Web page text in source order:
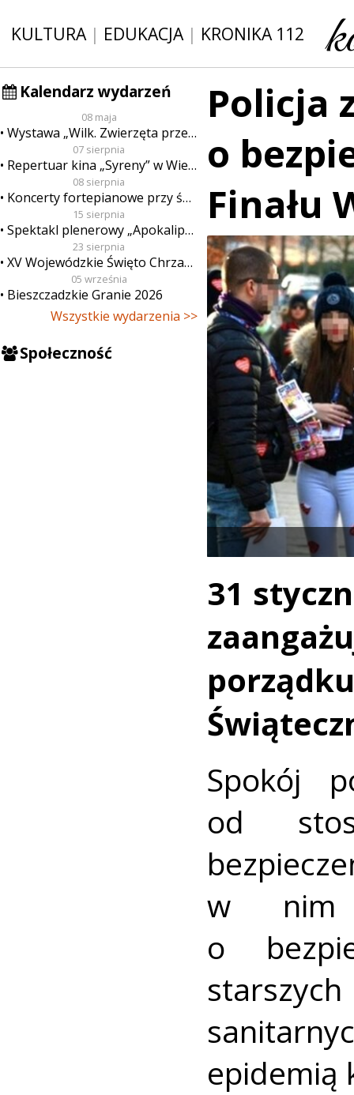
KULTURA| EDUKACJA| KRONIKA 112
Kalendarz wydarzeń
08 maja
Wystawa „Wilk. Zwierzęta przeklęte”
07 sierpnia
Repertuar kina „Syreny” w Wieluniu w dn. od 7 do 13 sierpnia
08 sierpnia
Koncerty fortepianowe przy świecach
15 sierpnia
Spektakl plenerowy „Apokalipsa”
23 sierpnia
XV Wojewódzkie Święto Chrzanu
05 września
Bieszczadzkie Granie 2026
Wszystkie wydarzenia >>
Społeczność
Policja
o
Finału
31
Spokój
od
w nim
o
epidemią